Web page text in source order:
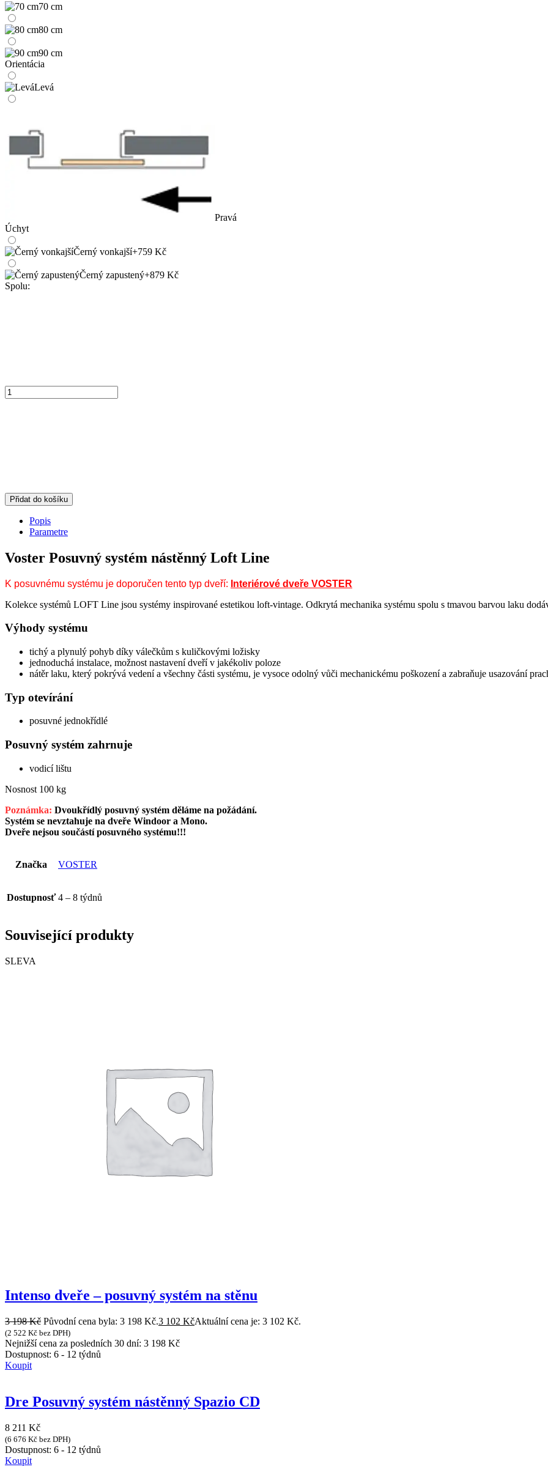
70 cm
80 cm
90 cm
Orientácia
Levá
Pravá
Úchyt
Černý vonkajší+759 Kč
Černý zapustený+879 Kč
Spolu:
Přidat do košíku
Popis
Parametre
Voster Posuvný systém nástěnný Loft Line
K posuvnému systému je doporučen tento typ dveří: Interiérové dveře VOSTER
Kolekce systémů LOFT Line jsou systémy inspirované estetikou loft-vintage. Odkrytá mechanika systému spolu s tmavou barvou laku
Výhody systému
tichý a plynulý pohyb díky válečkům s kuličkovými ložisky
jednoduchá instalace, možnost nastavení dveří v jakékoliv poloze
nátěr laku, který pokrývá vedení a všechny části systému, je vysoce odolný vůči mechanickému poškození a zabraňuje usazování
Typ otevírání
posuvné jednokřídlé
Posuvný systém zahrnuje
vodicí lištu
Nosnost 100 kg
Poznámka: Dvoukřídlý posuvný systém děláme na požádání.
Systém se nevztahuje na dveře Windoor a Mono.
Dveře nejsou součástí posuvného systému!!!
Značka VOSTER
Dostupnosť 4 – 8 týdnů
Související produkty
SLEVA
Intenso dveře – posuvný systém na stěnu
3 198Kč Původní cena byla: 3 198 Kč.3 102 KčAktuální cena je: 3 102 Kč.
(2 522 Kč bez DPH)
Nejnižší cena za posledních 30 dní: 3 198 Kč
Dostupnost: 6 - 12 týdnů
Koupit
Dre Posuvný systém nástěnný Spazio CD
8 211 Kč
(6 676 Kč bez DPH)
Dostupnost: 6 - 12 týdnů
Koupit